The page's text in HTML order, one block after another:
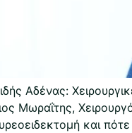
Αδένας:
Μωραΐτης,
και